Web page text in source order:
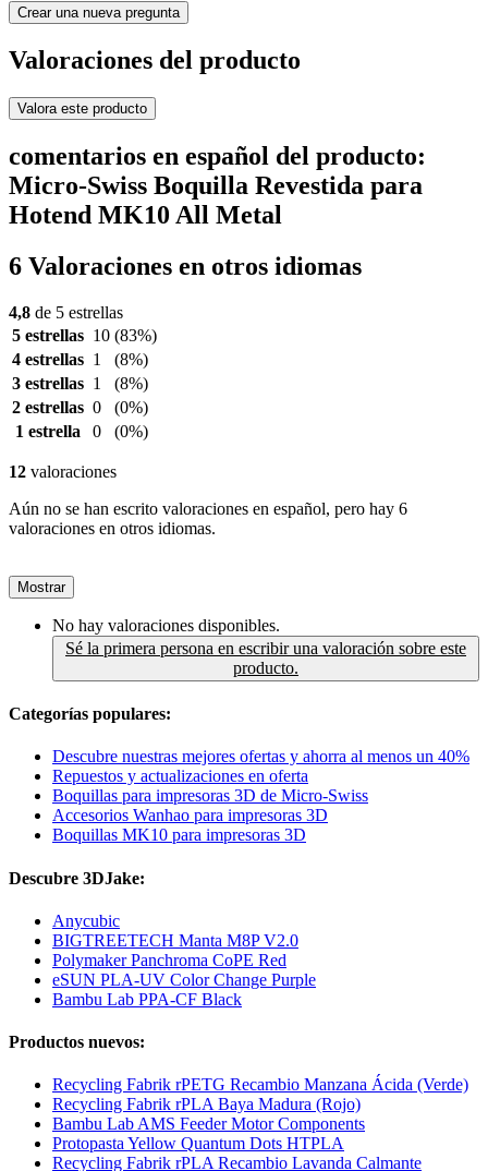
Crear una nueva pregunta
Valoraciones del producto
Valora este producto
comentarios en español del producto:
Micro-Swiss Boquilla Revestida para
Hotend MK10 All Metal
6 Valoraciones en otros idiomas
4,8 de 5 estrellas
5 estrellas 10 (83%)
4 estrellas 1
(8%)
3 estrellas 1
(8%)
2 estrellas 0
(0%)
1 estrella
0 (0%)
12 valoraciones
Aún no se han escrito valoraciones en español, pero hay 6
valoraciones en otros idiomas.
Mostrar
No hay valoraciones disponibles.
Sé la primera persona en escribir una valoración sobre este
producto.
Categorías populares:
Descubre nuestras mejores ofertas y ahorra al menos un 40%
Repuestos y actualizaciones en oferta
Boquillas para impresoras 3D de Micro-Swiss
Accesorios Wanhao para impresoras 3D
Boquillas MK10 para impresoras 3D
Descubre 3DJake:
Anycubic
BIGTREETECH Manta M8P V2.0
Polymaker Panchroma CoPE Red
eSUN PLA-UV Color Change Purple
Bambu Lab PPA-CF Black
Productos nuevos:
Recycling Fabrik rPETG Recambio Manzana Ácida (Verde)
Recycling Fabrik rPLA Baya Madura (Rojo)
Bambu Lab AMS Feeder Motor Components
Protopasta Yellow Quantum Dots HTPLA
Recycling Fabrik rPLA Recambio Lavanda Calmante